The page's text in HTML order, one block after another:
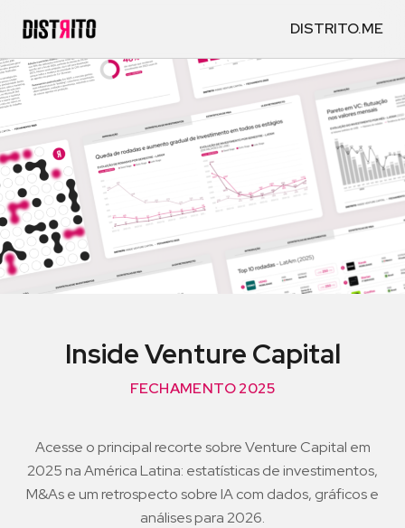
DISTRITO.ME
Inside Venture Capital
FECHAMENTO 2025
Acesse o principal recorte sobre Venture Capital em
2025 na América Latina: estatísticas de investimentos,
M&As e um retrospecto sobre IA com dados, gráficos e
análises para 2026.